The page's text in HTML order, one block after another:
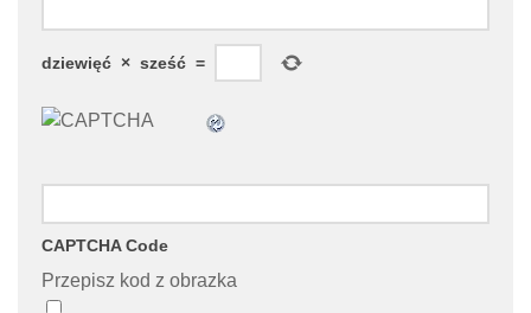
dziewięć × sześć =
CAPTCHA Code
Przepisz kod z obrazka